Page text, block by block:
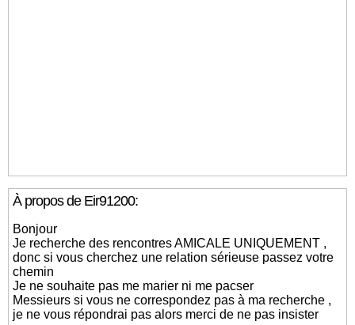
À propos de Eir91200:
Bonjour
Je recherche des rencontres AMICALE UNIQUEMENT ,
donc si vous cherchez une relation sérieuse passez votre
chemin
Je ne souhaite pas me marier ni me pacser
Messieurs si vous ne correspondez pas à ma recherche ,
je ne vous répondrai pas alors merci de ne pas insister